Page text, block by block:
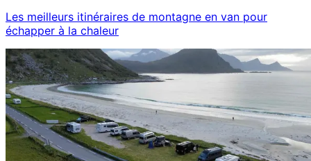
Les meilleurs itinéraires de montagne en van pour
échapper à la chaleur